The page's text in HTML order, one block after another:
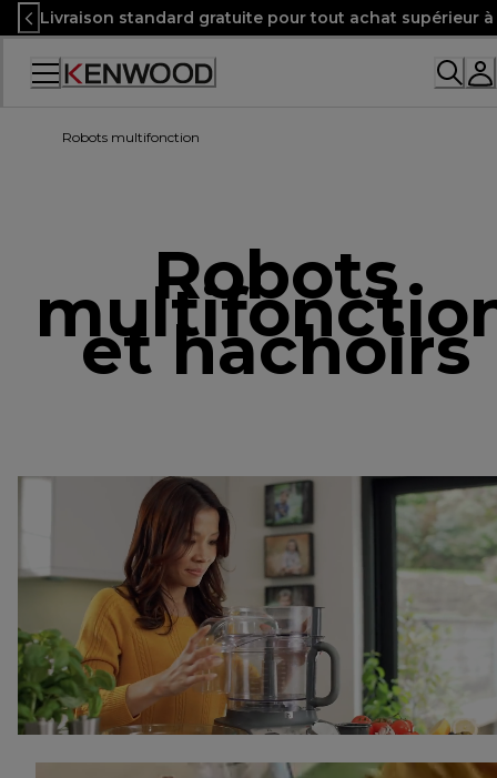
Skip
to
Content
Livraison standard gratuite pour tout achat supérieur
Robots multifonction
Robots
et hachoirs